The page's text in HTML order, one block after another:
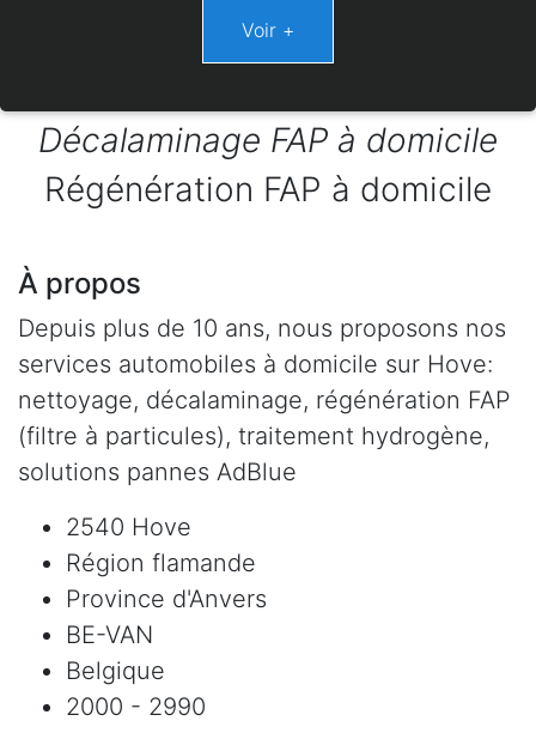
Décalaminage FAP à domicile
Régénération FAP à domicile
À propos
Depuis plus de 10 ans, nous proposons nos
services automobiles à domicile sur Hove:
nettoyage, décalaminage, régénération FAP
(filtre à particules), traitement hydrogène,
solutions pannes AdBlue
2540 Hove
Région flamande
Province d'Anvers
BE-VAN
Belgique
2000 - 2990